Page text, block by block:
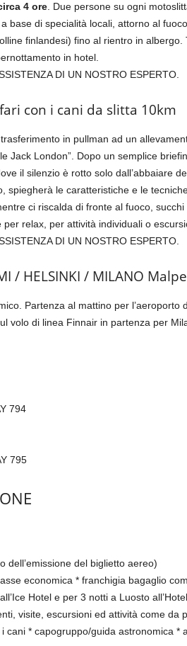
4 ore. Due persone su ogni
base di specialità locali, attorno al
finlandesi) fino al rientro in
in hotel.
DI UN NOSTRO ESPERTO.
con i cani da slitta 10km
in pullman ad un
Jack London”. Dopo un semplice
il silenzio è rotto solo dall’abbaiare
spiegherà le caratteristiche e le
ci riscalda di fronte al fuoco,
relax, per attività individuali o
DI UN NOSTRO ESPERTO.
/ HELSINKI / MILANO
Partenza al mattino per
volo di linea Finnair in partenza per
794
795
dell’emissione del biglietto aereo)
economica * franchigia bagaglio
Hotel e per 3 notti a Luosto
visite, escursioni ed attività come da
* capogruppo/guida astronomica